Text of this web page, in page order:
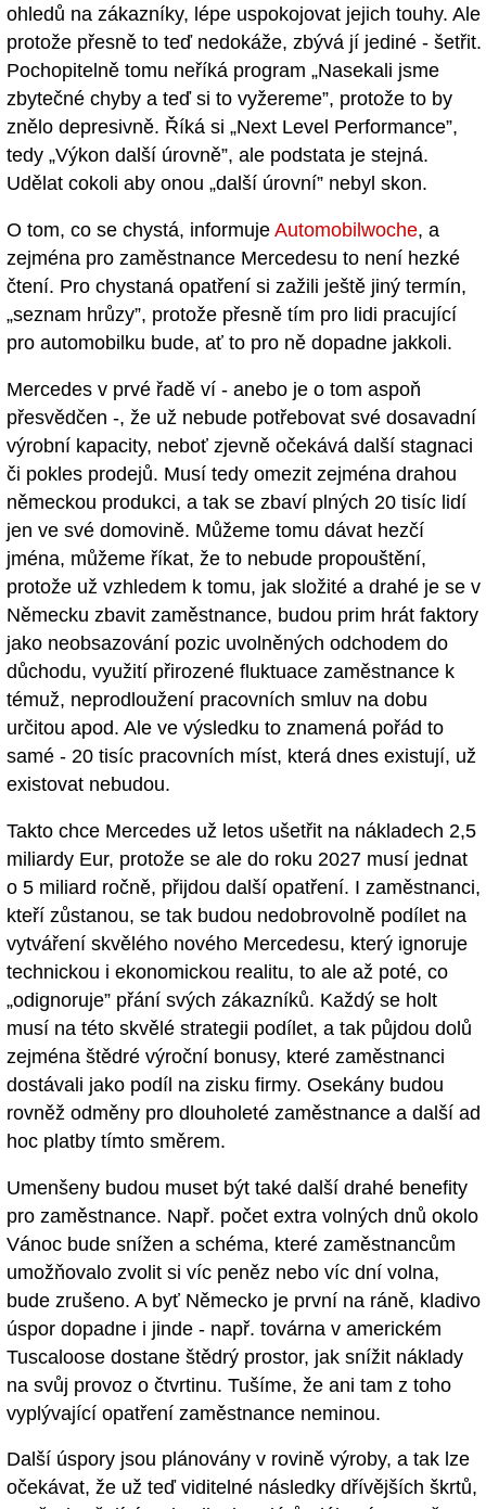
ohledů na zákazníky, lépe uspokojovat jejich touhy. Ale
protože přesně to teď nedokáže, zbývá jí jediné - šetřit.
Pochopitelně tomu neříká program „Nasekali jsme
zbytečné chyby a teď si to vyžereme”, protože to by
znělo depresivně. Říká si „Next Level Performance”,
tedy „Výkon další úrovně”, ale podstata je stejná.
Udělat cokoli aby onou „další úrovní” nebyl skon.
O tom, co se chystá, informuje Automobilwoche, a
zejména pro zaměstnance Mercedesu to není hezké
čtení. Pro chystaná opatření si zažili ještě jiný termín,
„seznam hrůzy”, protože přesně tím pro lidi pracující
pro automobilku bude, ať to pro ně dopadne jakkoli.
Mercedes v prvé řadě ví - anebo je o tom aspoň
přesvědčen -, že už nebude potřebovat své dosavadní
výrobní kapacity, neboť zjevně očekává další stagnaci
či pokles prodejů. Musí tedy omezit zejména drahou
německou produkci, a tak se zbaví plných 20 tisíc lidí
jen ve své domovině. Můžeme tomu dávat hezčí
jména, můžeme říkat, že to nebude propouštění,
protože už vzhledem k tomu, jak složité a drahé je se v
Německu zbavit zaměstnance, budou prim hrát faktory
jako neobsazování pozic uvolněných odchodem do
důchodu, využití přirozené fluktuace zaměstnance k
témuž, neprodloužení pracovních smluv na dobu
určitou apod. Ale ve výsledku to znamená pořád to
samé - 20 tisíc pracovních míst, která dnes existují, už
existovat nebudou.
Takto chce Mercedes už letos ušetřit na nákladech 2,5
miliardy Eur, protože se ale do roku 2027 musí jednat
o 5 miliard ročně, přijdou další opatření. I zaměstnanci,
kteří zůstanou, se tak budou nedobrovolně podílet na
vytváření skvělého nového Mercedesu, který ignoruje
technickou i ekonomickou realitu, to ale až poté, co
„odignoruje” přání svých zákazníků. Každý se holt
musí na této skvělé strategii podílet, a tak půjdou dolů
zejména štědré výroční bonusy, které zaměstnanci
dostávali jako podíl na zisku firmy. Osekány budou
rovněž odměny pro dlouholeté zaměstnance a další ad
hoc platby tímto směrem.
Umenšeny budou muset být také další drahé benefity
pro zaměstnance. Např. počet extra volných dnů okolo
Vánoc bude snížen a schéma, které zaměstnancům
umožňovalo zvolit si víc peněz nebo víc dní volna,
bude zrušeno. A byť Německo je první na ráně, kladivo
úspor dopadne i jinde - např. továrna v americkém
Tuscaloose dostane štědrý prostor, jak snížit náklady
na svůj provoz o čtvrtinu. Tušíme, že ani tam z toho
vyplývající opatření zaměstnance neminou.
Další úspory jsou plánovány v rovině výroby, a tak lze
očekávat, že už teď viditelné následky dřívějších škrtů,